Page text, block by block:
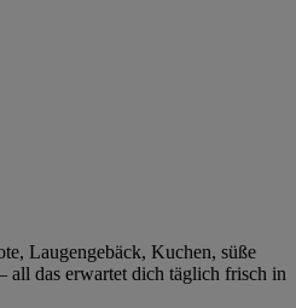
Laugengebäck, Kuchen, süße
all das erwartet dich täglich frisch in